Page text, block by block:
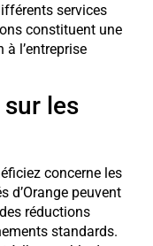
services
constituent une
l’entreprise
sur les
concerne les
d’Orange peuvent
réductions
standards.